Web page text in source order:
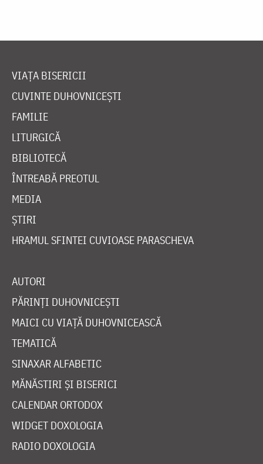
VIAȚA BISERICII
CUVINTE DUHOVNICEȘTI
FAMILIE
LITURGICĂ
BIBLIOTECĂ
ÎNTREABĂ PREOTUL
MEDIA
ȘTIRI
HRAMUL SFINTEI CUVIOASE PARASCHEVA
AUTORI
PĂRINȚI DUHOVNICEȘTI
MAICI CU VIAȚĂ DUHOVNICEASCĂ
TEMATICĂ
SINAXAR ALFABETIC
MĂNĂSTIRI ȘI BISERICI
CALENDAR ORTODOX
WIDGET DOXOLOGIA
RADIO DOXOLOGIA